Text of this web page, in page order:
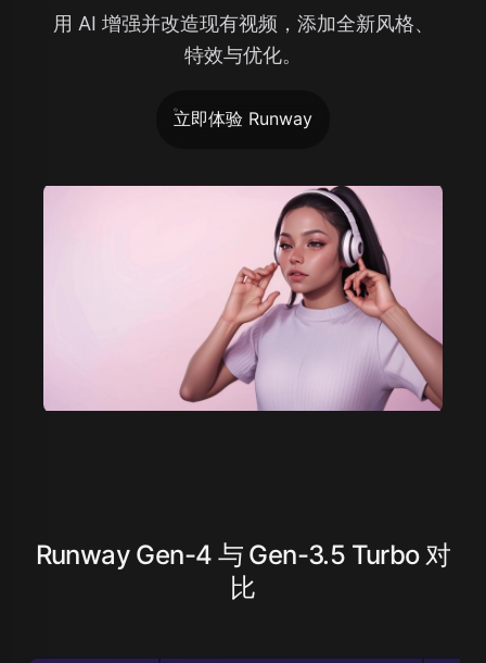
用 AI 增强并改造现有视频，添加全新风格、
特效与优化。
立即体验 Runway
Runway Gen-4 与 Gen-3.5 Turbo 对
比